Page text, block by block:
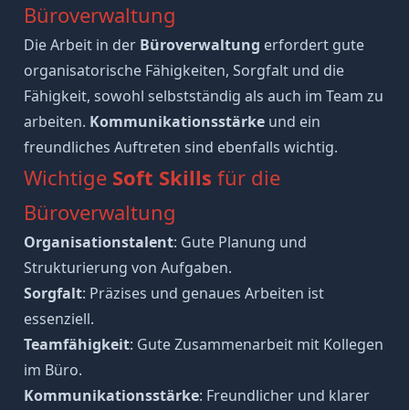
Büroverwaltung
Die Arbeit in der Büroverwaltung erfordert gute
organisatorische Fähigkeiten, Sorgfalt und die
Fähigkeit, sowohl selbstständig als auch im Team zu
arbeiten. Kommunikationsstärkeund ein
freundliches Auftreten sind ebenfalls wichtig.
Wichtige Soft Skills für die
Büroverwaltung
Organisationstalent: Gute Planung und
Strukturierung von Aufgaben.
Sorgfalt: Präzises und genaues Arbeiten ist
essenziell.
Teamfähigkeit: Gute Zusammenarbeit mit Kollegen
im Büro.
Kommunikationsstärke: Freundlicher und klarer